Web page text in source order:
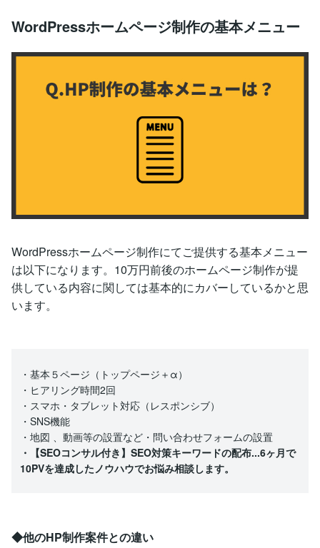
WordPressホームページ制作の基本メニュー
WordPressホームページ制作にてご提供する基本メニュー
は以下になります。10万円前後のホームページ制作が提
供している内容に関しては基本的にカバーしているかと思
います。
・基本５ページ（トップページ＋α）
・ヒアリング時間2回
・スマホ・タブレット対応（レスポンシブ）
・SNS機能
・地図 、動画等の設置など・問い合わせフォームの設置
・【SEOコンサル付き】SEO対策キーワードの配布...6ヶ月で
10PVを達成したノウハウでお悩み相談します。
◆他のHP制作案件との違い